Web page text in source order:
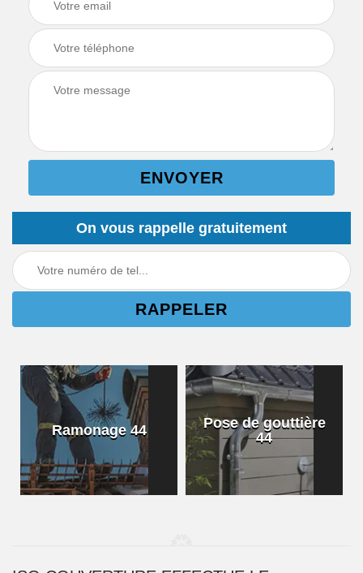
On vous rappelle gratuitement
Ramonage 44
Pose de gouttière
44